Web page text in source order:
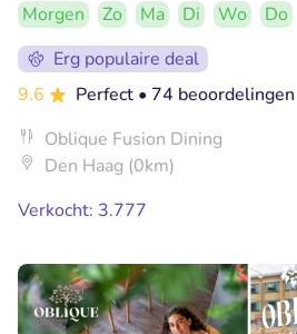
Morgen Zo Ma Di Wo
Do
Erg populaire deal
9.6
Perfect • 74 beoordelingen
Oblique Fusion Dining
Den Haag (0km)
Verkocht: 3.777